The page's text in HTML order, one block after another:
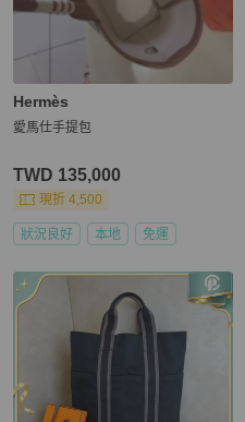
Hermès
愛馬仕手提包
TWD 135,000
現折 4,500
狀況良好 本地 免運